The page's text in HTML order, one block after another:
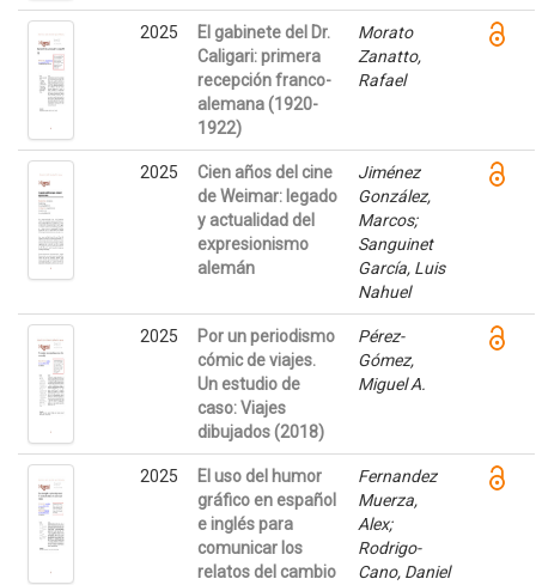
2025
El gabinete del Dr.
Caligari: primera
recepción franco-
alemana (1920-
1922)
Morato
Zanatto,
Rafael
2025
Cien años del cine
de Weimar: legado
y actualidad del
expresionismo
alemán
Jiménez
González,
Marcos;
Sanguinet
García, Luis
Nahuel
2025
Por un periodismo
cómic de viajes.
Un estudio de
caso: Viajes
dibujados (2018)
Pérez-
Gómez,
Miguel A.
2025
El uso del humor
gráfico en español
e inglés para
comunicar los
relatos del cambio
Fernandez
Muerza,
Alex;
Rodrigo-
Cano, Daniel